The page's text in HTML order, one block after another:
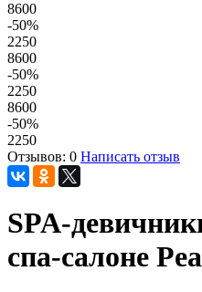
8600
-50%
2250
8600
-50%
2250
8600
-50%
2250
Отзывов: 0 Написать отзыв
SPA-
спа-салоне